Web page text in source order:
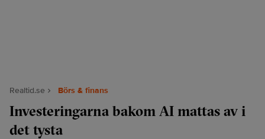
Realtid.se Börs & finans
Investeringarna bakom AI mattas av i
det tysta